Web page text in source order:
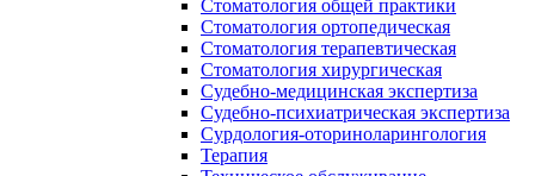
Стоматология общей практики
Стоматология ортопедическая
Стоматология терапевтическая
Стоматология хирургическая
Судебно-медицинская экспертиза
Судебно-психиатрическая экспертиза
Сурдология-оториноларингология
Терапия